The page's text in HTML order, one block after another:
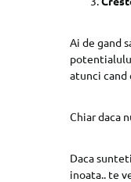
Ai de gand
atunci cand
Chiar daca
Daca
inoata.. te